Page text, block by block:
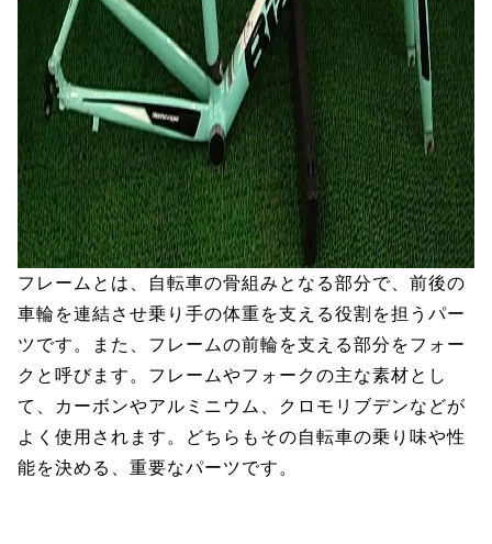
フレームとは、自転車の骨組みとなる部分で、前後の
車輪を連結させ乗り手の体重を支える役割を担うパー
ツです。また、フレームの前輪を支える部分をフォー
クと呼びます。フレームやフォークの主な素材とし
て、カーボンやアルミニウム、クロモリブデンなどが
よく使用されます。どちらもその自転車の乗り味や性
能を決める、重要なパーツです。